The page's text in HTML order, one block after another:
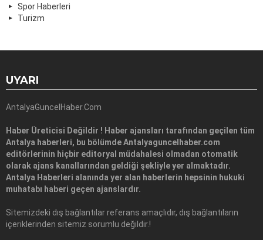
Spor Haberleri
Turizm
UYARI
AntalyaGuncelHaber.Com
Haber Üreticisi Değildir ! Haber ajansları tarafından geçilen tüm
Antalya haberleri, bu bölümde Antalyaguncelhaber.com
editörlerinin hiçbir editoryal müdahalesi olmadan otomatik
olarak ajans kanallarından geldiği şekliyle yer almaktadır.
Antalya Haberleri alanında yer alan haberlerin hepsinin hukuki
muhatabı haberi geçen ajanslardır.
Sitemizdeki dış bağlantılar referans amaçlıdır, dış bağlantıların
içeriklerinden sitemiz sorumlu değildir.!